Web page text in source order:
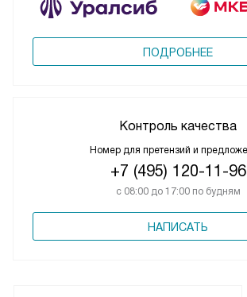
ПОДРОБНЕЕ
Контроль качества
Номер для претензий и
+7 (495) 120-11-96
с 08:00 до 17:00 по будням
НАПИСАТЬ